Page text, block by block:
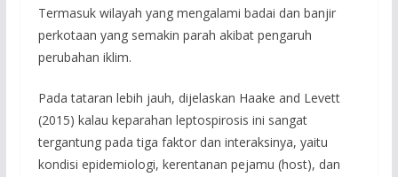
Termasuk wilayah yang mengalami badai dan banjir
perkotaan yang semakin parah akibat pengaruh
perubahan iklim.
Pada tataran lebih jauh, dijelaskan Haake and Levett
(2015) kalau keparahan leptospirosis ini sangat
tergantung pada tiga faktor dan interaksinya, yaitu
kondisi epidemiologi, kerentanan pejamu (host), dan